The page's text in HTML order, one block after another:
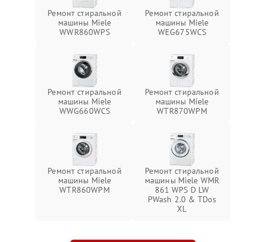
Ремонт стиральной
машины Miele
WWR860WPS
Ремонт стиральной
машины Miele
WEG675WCS
Ремонт стиральной
машины Miele
WWG660WCS
Ремонт стиральной
машины Miele
WTR870WPM
Ремонт стиральной
машины Miele
WTR860WPM
Ремонт стиральной
машины Miele WMR
861 WPS D LW
PWash 2.0 & TDos
XL